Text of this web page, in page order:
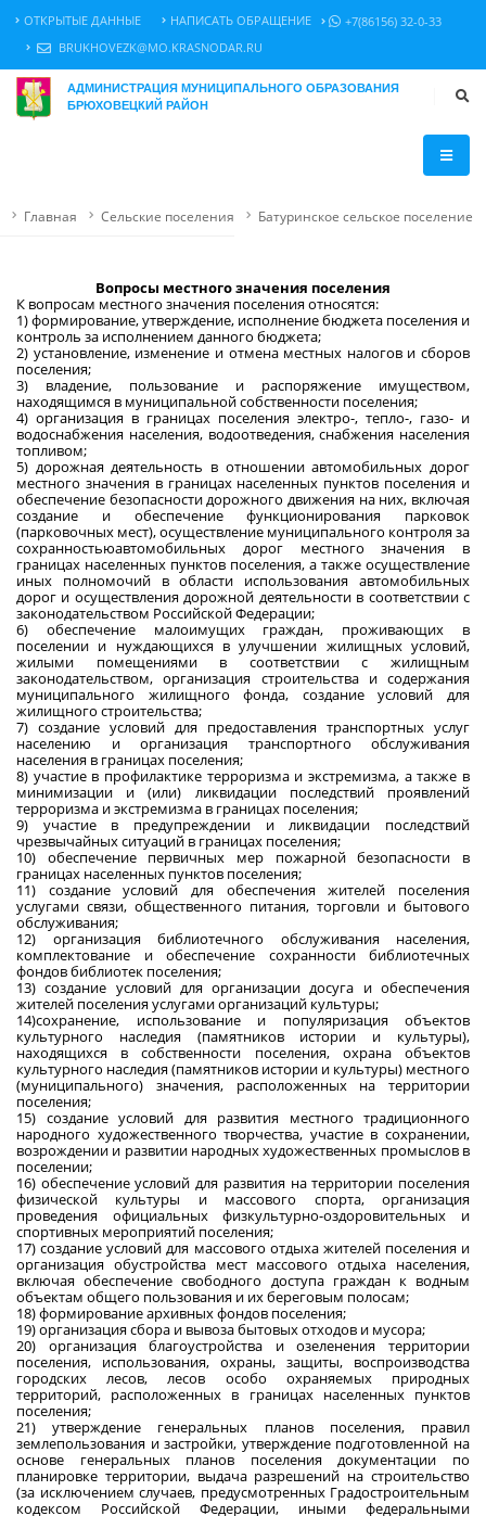
ОТКРЫТЫЕ ДАННЫЕ НАПИСАТЬ ОБРАЩЕНИЕ
+7(86156) 32-0-33
BRUKHOVEZK@MO.KRASNODAR.RU
АДМИНИСТРАЦИЯ МУНИЦИПАЛЬНОГО ОБРАЗОВАНИЯ
БРЮХОВЕЦКИЙ РАЙОН
Главная Сельские поселения Батуринское сельское поселение
Вопросы местного значения поселения
К вопросам местного значения поселения относятся:
1) формирование, утверждение, исполнение бюджета поселения и
контроль за исполнением данного бюджета;
2) установление, изменение и отмена местных налогов и сборов
поселения;
3) владение, пользование и распоряжение имуществом,
находящимся в муниципальной собственности поселения;
4) организация в границах поселения электро-, тепло-, газо- и
водоснабжения населения, водоотведения, снабжения населения
топливом;
5) дорожная деятельность в отношении автомобильных дорог
местного значения в границах населенных пунктов поселения и
обеспечение безопасности дорожного движения на них, включая
создание и обеспечение функционирования парковок
(парковочных мест), осуществление муниципального контроля за
сохранностьюавтомобильных дорог местного значения в
границах населенных пунктов поселения, а также осуществление
иных полномочий в области использования автомобильных
дорог и осуществления дорожной деятельности в соответствии с
законодательством Российской Федерации;
6) обеспечение малоимущих граждан, проживающих в
поселении и нуждающихся в улучшении жилищных условий,
жилыми помещениями в соответствии с жилищным
законодательством, организация строительства и содержания
муниципального жилищного фонда, создание условий для
жилищного строительства;
7) создание условий для предоставления транспортных услуг
населению и организация транспортного обслуживания
населения в границах поселения;
8) участие в профилактике терроризма и экстремизма, а также в
минимизации и (или) ликвидации последствий проявлений
терроризма и экстремизма в границах поселения;
9) участие в предупреждении и ликвидации последствий
чрезвычайных ситуаций в границах поселения;
10) обеспечение первичных мер пожарной безопасности в
границах населенных пунктов поселения;
11) создание условий для обеспечения жителей поселения
услугами связи, общественного питания, торговли и бытового
обслуживания;
12) организация библиотечного обслуживания населения,
комплектование и обеспечение сохранности библиотечных
фондов библиотек поселения;
13) создание условий для организации досуга и обеспечения
жителей поселения услугами организаций культуры;
14)сохранение, использование и популяризация объектов
культурного наследия (памятников истории и культуры),
находящихся в собственности поселения, охрана объектов
культурного наследия (памятников истории и культуры) местного
(муниципального) значения, расположенных на территории
поселения;
15) создание условий для развития местного традиционного
народного художественного творчества, участие в сохранении,
возрождении и развитии народных художественных промыслов в
поселении;
16) обеспечение условий для развития на территории поселения
физической культуры и массового спорта, организация
проведения официальных физкультурно-оздоровительных и
спортивных мероприятий поселения;
17) создание условий для массового отдыха жителей поселения и
организация обустройства мест массового отдыха населения,
включая обеспечение свободного доступа граждан к водным
объектам общего пользования и их береговым полосам;
18) формирование архивных фондов поселения;
19) организация сбора и вывоза бытовых отходов и мусора;
20) организация благоустройства и озеленения территории
поселения, использования, охраны, защиты, воспроизводства
городских лесов, лесов особо охраняемых природных
территорий, расположенных в границах населенных пунктов
поселения;
21) утверждение генеральных планов поселения, правил
землепользования и застройки, утверждение подготовленной на
основе генеральных планов поселения документации по
планировке территории, выдача разрешений на строительство
(за исключением случаев, предусмотренных Градостроительным
кодексом Российской Федерации, иными федеральными